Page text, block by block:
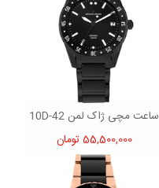
ساعت مچی ژاک لمن 42-10D
55,500,000 تومان